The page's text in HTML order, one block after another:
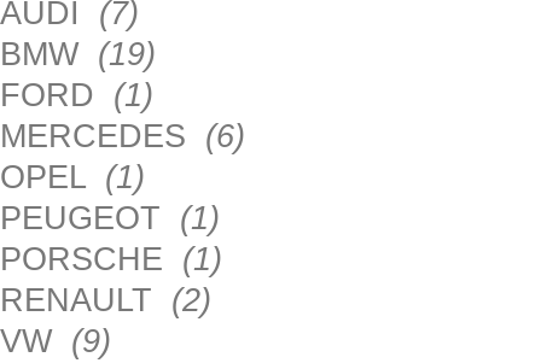
AUDI (7)
BMW (19)
FORD (1)
MERCEDES (6)
OPEL (1)
PEUGEOT (1)
PORSCHE (1)
RENAULT (2)
VW (9)